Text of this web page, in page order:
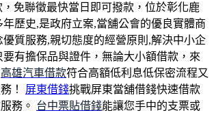
免聯徵最快當日即可撥款，位於彰化鹿
歷史,是政府立案,當舖公會的優良實體商
優質服務,親切態度的經營原則,解決中小企
有擔保品與證件，無論大小額借款，來
高雄汽車借款符合高額低利息低保密流程又
！ 屏東借錢挑戰屏東當舖借錢快速借款
務。 台中票貼借錢能讓您手中的支票或